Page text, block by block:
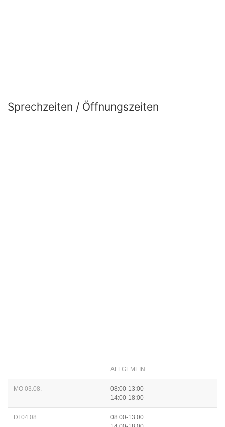
Sprechzeiten / Öffnungszeiten
ALLGEMEIN
MO 03.08.
08:00-13:00
14:00-18:00
DI 04.08.
08:00-13:00